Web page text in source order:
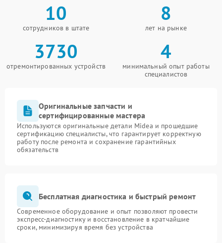
10
сотрудников в штате
8
лет на рынке
3730
отремонтированных устройств
4
минимальный опыт работы
специалистов
Оригинальные запчасти и
сертифицированные мастера
Используются оригинальные детали Midea и прошедшие
сертификацию специалисты, что гарантирует корректную
работу после ремонта и сохранение гарантийных
обязательств
Бесплатная диагностика и быстрый ремонт
Современное оборудование и опыт позволяют провести
экспресс-диагностику и восстановление в кратчайшие
сроки, минимизируя время без устройства